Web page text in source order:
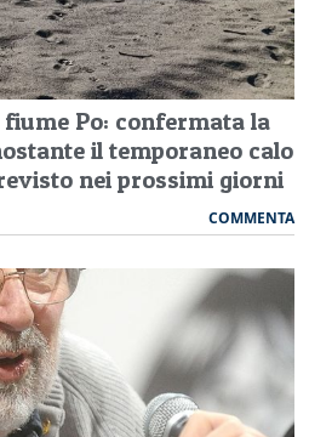
Po: confermata la
il temporaneo calo
nei prossimi giorni
COMMENTA